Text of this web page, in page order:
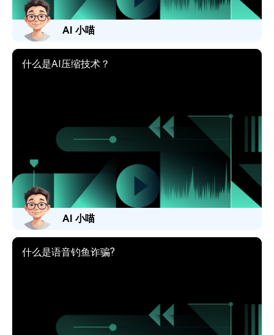
AI 小喵
什么是AI压缩技术？
AI 小喵
什么是语音钓鱼诈骗?